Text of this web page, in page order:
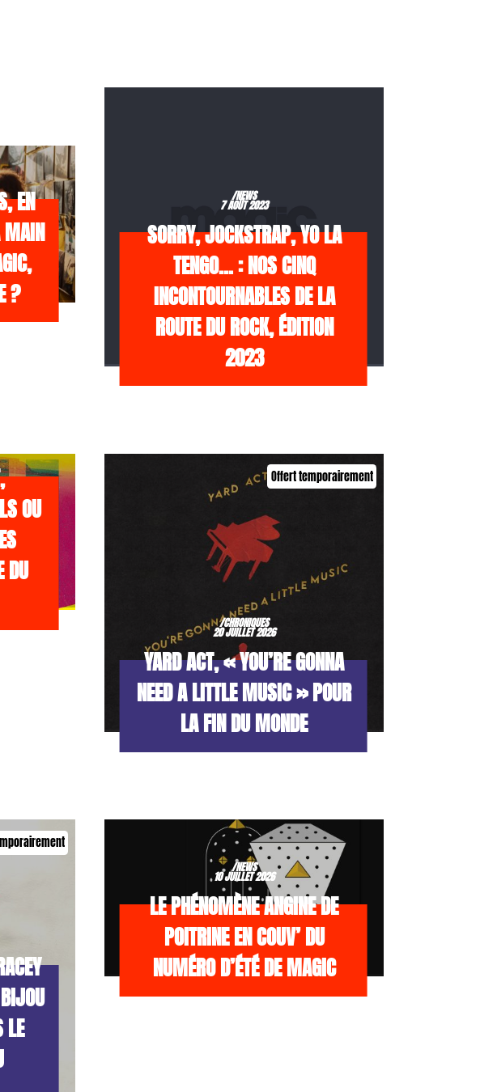
EN
MAIN
?
/NEWS
7 AOÛT 2023
SORRY, JOCKSTRAP, YO LA
TENGO… : NOS CINQ
INCONTOURNABLES DE LA
ROUTE DU ROCK, ÉDITION
2023
OU
DU
Offert temporairement
/CHRONIQUES
20 JUILLET 2026
YARD ACT, « YOU’RE GONNA
NEED A LITTLE MUSIC » POUR
LA FIN DU MONDE
LE
/NEWS
10 JUILLET 2026
LE PHÉNOMÈNE ANGINE DE
POITRINE EN COUV’ DU
NUMÉRO D’ÉTÉ DE MAGIC